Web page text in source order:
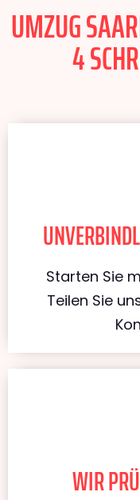
UMZUG
4
Starten Sie
Teilen Sie
WIR